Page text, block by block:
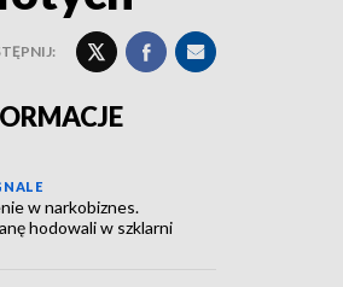
w narkobiznes.
hodowali w szklarni